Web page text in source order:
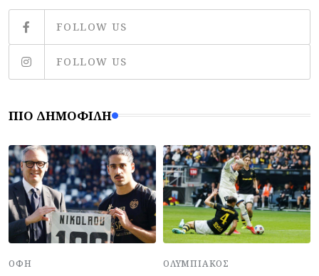
FOLLOW US
FOLLOW US
ΠΙΟ ΔΗΜΟΦΙΛΉ
ΟΦΗ ΟΛΥΜΠΙΑΚΌΣ